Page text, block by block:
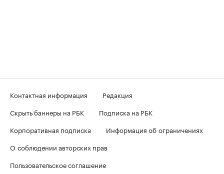
Контактная информация
Редакция
Скрыть баннеры на РБК
Подписка на РБК
Корпоративная подписка
Информация об ограничениях
О соблюдении авторских прав
Пользовательское соглашение